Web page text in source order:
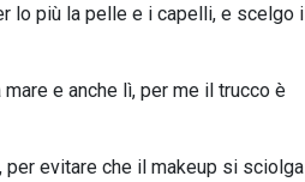
lo più la pelle e i capelli, e scelgo il
e anche lì, per me il trucco è
evitare che il makeup si sciolga